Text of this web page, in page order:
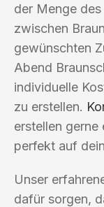
der Menge
zwischen
gewünschten
Abend
individuelle
zu erstellen.
erstellen
perfekt auf
Unser
dafür sorgen,